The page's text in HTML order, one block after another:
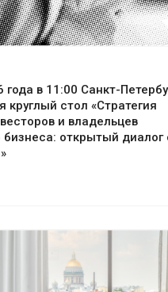
года в 11:00 Санкт-
круглый стол «Стратегия
и владельцев
бизнеса: открытый диалог